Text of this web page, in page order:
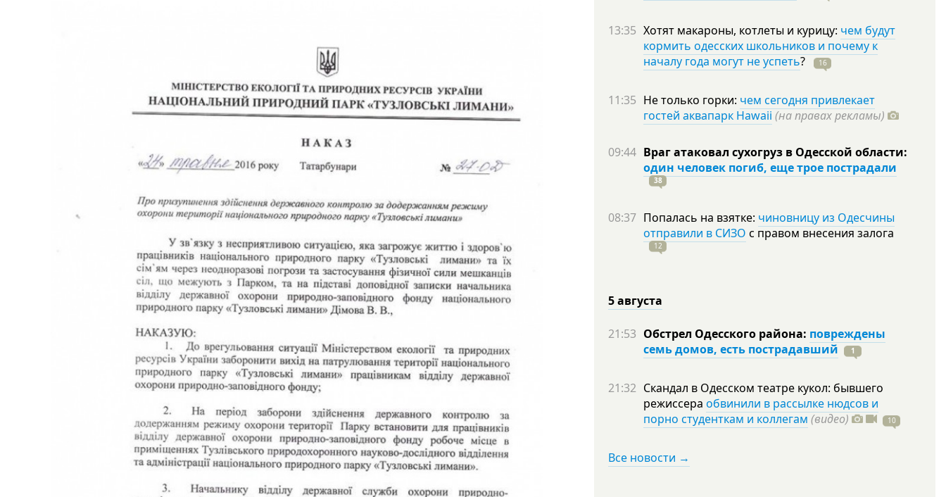
13:35 Хотят макароны, котлеты и курицу: чем будут
кормить одесских школьников и почему к
началу года могут не успеть? 16
11:35 Не только горки: чем сегодня привлекает
гостей аквапарк Hawaii (на правах рекламы)
09:44 Враг атаковал сухогруз в Одесской области:
один человек погиб, еще трое пострадали
38
08:37 Попалась на взятке: чиновницу из Одесчины
отправили в СИЗО с правом внесения залога
12
5 августа
21:53 Обстрел Одесского района: повреждены
семь домов, есть пострадавший
1
21:32 Скандал в Одесском театре кукол: бывшего
режиссера обвинили в рассылке нюдсов и
порно студенткам и коллегам (видео) 10
Все новости →